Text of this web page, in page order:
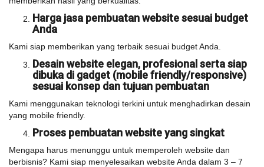
Harga jasa pembuatan website sesuai budget
Anda
Kami siap memberikan yang terbaik sesuai budget Anda.
Desain website elegan, profesional serta siap
dibuka di gadget (mobile friendly/responsive)
sesuai konsep dan tujuan pembuatan
Kami menggunakan teknologi terkini untuk menghadirkan desain
yang mobile friendly.
Proses pembuatan website yang singkat
Mengapa harus menunggu untuk memperoleh website dan
berbisnis? Kami siap menyelesaikan website Anda dalam 3 – 7